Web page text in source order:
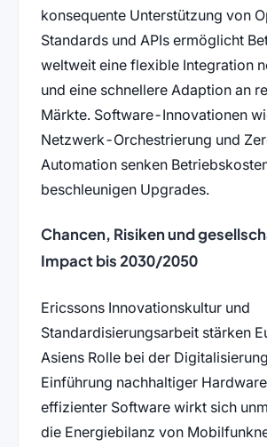
konsequente Unterstützung von
Standards und APIs ermöglicht
weltweit eine flexible Integration
und eine schnellere Adaption an
Märkte. Software-Innovationen
Netzwerk-Orchestrierung und
Automation senken
beschleunigen Upgrades.
Chancen, Risiken und
Impact bis 2030/2050
Ericssons Innovationskultur und
Standardisierungsarbeit stärken
Asiens Rolle bei der
Einführung nachhaltiger
effizienter Software wirkt sich
die Energiebilanz von